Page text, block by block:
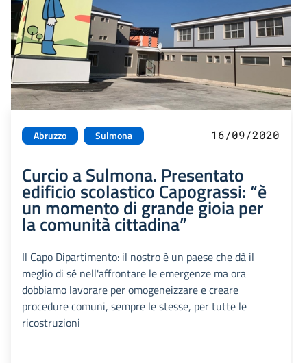
Abruzzo Sulmona 16/09/2020
Curcio a Sulmona. Presentato
edificio scolastico Capograssi: “è
un momento di grande gioia per
la comunità cittadina”
Il Capo Dipartimento: il nostro è un paese che dà il
meglio di sé nell'affrontare le emergenze ma ora
dobbiamo lavorare per omogeneizzare e creare
procedure comuni, sempre le stesse, per tutte le
ricostruzioni